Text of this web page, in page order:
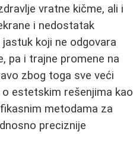
vratne kičme, ali i
i nedostatak
koji ne odgovara
pa i trajne promene na
zbog toga sve veći
estetskim rešenjima kao
metodama za
preciznije